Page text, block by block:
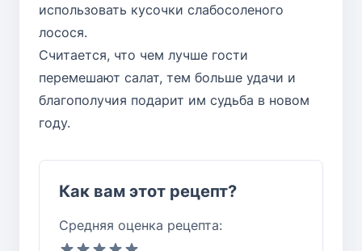
использовать кусочки слабосоленого
лосося.
Считается, что чем лучше гости
перемешают салат, тем больше удачи и
благополучия подарит им судьба в новом
году.
Как вам этот рецепт?
Средняя оценка рецепта: